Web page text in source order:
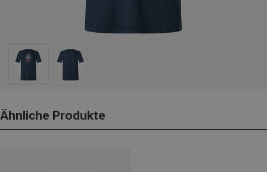
Ähnliche Produkte